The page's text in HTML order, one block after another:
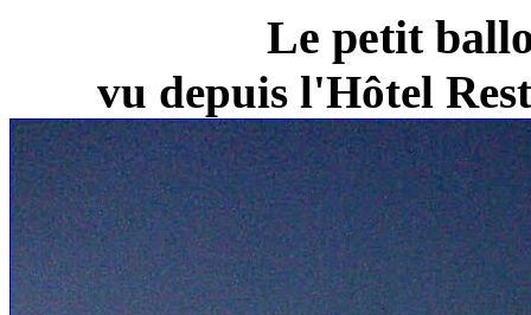
Le petit
vu depuis l'Hôtel